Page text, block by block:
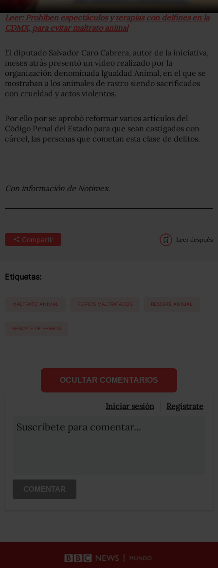
Leer: Prohíben espectáculos y terapias con delfines en la
CDMX, para evitar maltrato animal
El diputado Salvador Caro Cabrera, autor de la iniciativa,
meses atrás presentó un video realizado por la
organización denominada Igualdad Animal, en el que se
mostraban a los animales de rastro siendo sacrificados
con crueldad y actos violentos.
Por ello por se aprobó reformar varios artículos del
Código Penal del Estado para que sean castigados con
cárcel, las personas que cometan esta clase de delitos.
Con información de Notimex.
Compartir Leer después
Etiquetas:
MALTRATO ANIMAL PERROS MALTRATADOS RESCATE ANIMAL
RESCATE DE PERROS
OCULTAR COMENTARIOS
Iniciar sesión Registrate
Suscribete para comentar...
COMENTAR